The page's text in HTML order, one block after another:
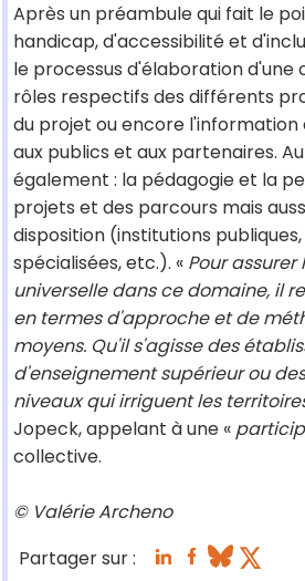
Après un préambule qui fait le
handicap, d'accessibilité et
le processus d'élaboration d'une
rôles respectifs des différents
du projet ou encore
aux publics et aux partenaires.
également : la pédagogie et la
projets et des parcours mais
disposition (institutions
spécialisées, etc.). « Pour
universelle dans ce domaine, il
en termes d'approche et de
moyens. Qu'il s'agisse des
d'enseignement supérieur ou
niveaux qui irriguent les
Jopeck, appelant à une «
collective.
© Valérie Archeno
Partager sur :